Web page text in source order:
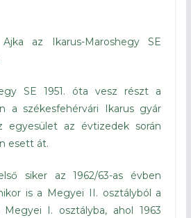
az Ikarus-Maroshegy SE
SE 1951. óta vesz részt a
a székesfehérvári Ikarus gyár
egyesület az évtizedek során
esett át.
siker az 1962/63-as évben
is a Megyei II. osztályból a
I. osztályba, ahol 1963